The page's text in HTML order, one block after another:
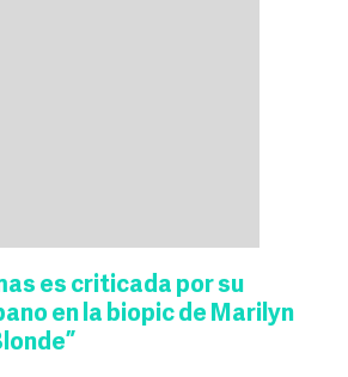
es criticada por su
en la biopic de Marilyn